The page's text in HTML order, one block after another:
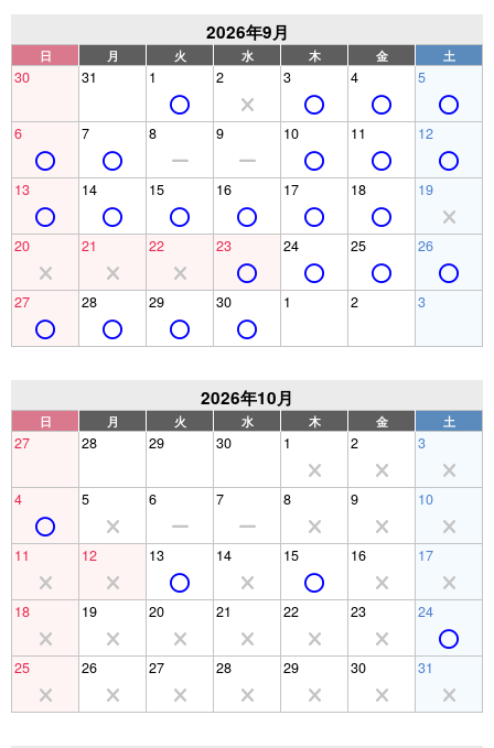
2026年9月
日 月 火 水 木 金 土
30 31 1 2 3 4 5
6 7 8 9 10 11 12
13 14 15 16 17 18 19
20 21 22 23 24 25 26
27 28 29 30 1 2 3
2026年10月
日 月 火 水 木 金 土
27 28 29 30 1 2 3
4 5 6 7 8 9 10
11 12 13 14 15 16 17
18 19 20 21 22 23 24
25 26 27 28 29 30 31